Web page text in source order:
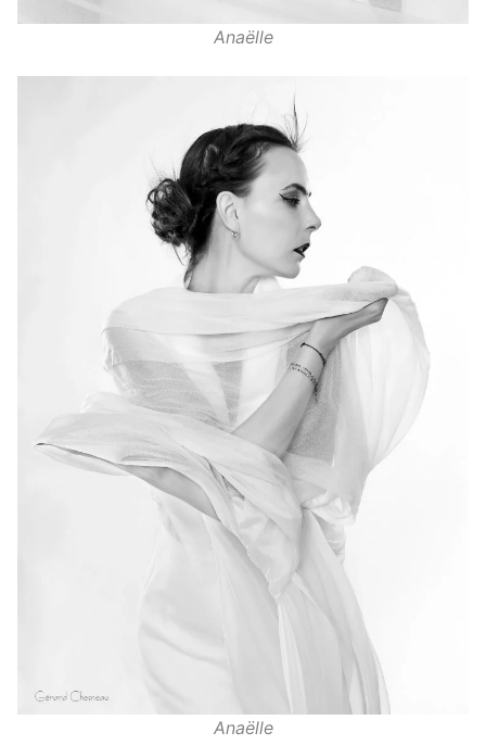
Anaëlle
Anaëlle